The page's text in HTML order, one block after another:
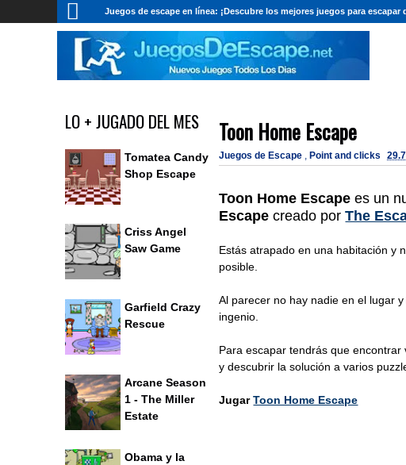
Juegos de escape en línea: ¡Descubre los mejores juegos para escapar
Toon Home Escape
Juegos de Escape , Point and clicks
Toon Home Escape es un
Escape creado porThe
Estás atrapado en una habitación y
posible.
Al parecer no hay nadie en el lugar
ingenio.
Para escapar tendrás que encontrar
y descubrir la solución a varios
JugarToon Home Escape
LO + JUGADO DEL MES
Tomatea Candy
Shop Escape
Criss Angel
Saw Game
Garfield Crazy
Rescue
Arcane Season
1 - The Miller
Estate
Obama y la